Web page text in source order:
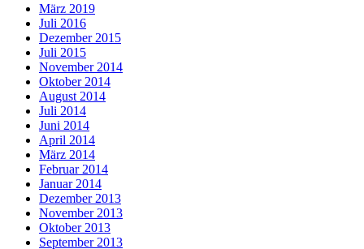
März 2019
Juli 2016
Dezember 2015
Juli 2015
November 2014
Oktober 2014
August 2014
Juli 2014
Juni 2014
April 2014
März 2014
Februar 2014
Januar 2014
Dezember 2013
November 2013
Oktober 2013
September 2013